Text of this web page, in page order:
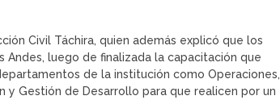
Civil Táchira, quien además explicó que los
luego de finalizada la capacitación que
de la institución como Operaciones,
y Gestión de Desarrollo para que realicen por un